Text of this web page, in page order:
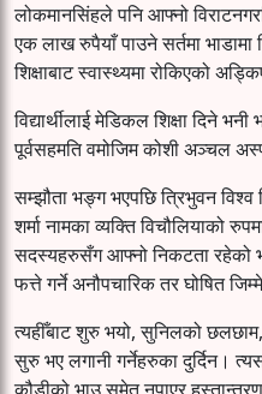
लोकमानसिंहले पनि आफ्नो
एक लाख रुपैयाँ पाउने सर्तमा
शिक्षाबाट स्वास्थ्यमा रोकिएको
विद्यार्थीलाई मेडिकल शिक्षा दिने भनी
पूर्वसहमति वमोजिम कोशी अञ्चल
सम्झौता भङ्ग भएपछि त्रिभुवन विश्व
शर्मा नामका व्यक्ति विचौलियाको
सदस्यहरुसँग आफ्नो निकटता रहेको
फत्ते गर्ने अनौपचारिक तर घोषित
त्यहीँबाट शुरु भयो, सुनिलको
सुरु भए लगानी गर्नेहरुका दुर्दिन।